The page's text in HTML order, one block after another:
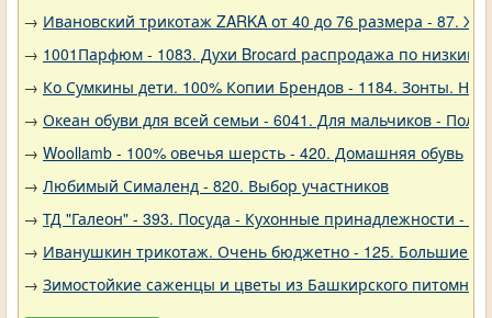
→ Ивановский трикотаж ZARKA от 40 до 76 размера - 87.
→ 1001Парфюм - 1083. Духи Brocard распродажа по низким
→ Ко Сумкины дети. 100% Копии Брендов - 1184. Зонты.
→ Океан обуви для всей семьи - 6041. Для мальчиков -
→ Woollamb - 100% овечья шерсть - 420. Домашняя обувь
→ Любимый Сималенд - 820. Выбор участников
→ ТД "Галеон" - 393. Посуда - Кухонные принадлежности -
→ Иванушкин трикотаж. Очень бюджетно - 125. Большие
→ Зимостойкие саженцы и цветы из Башкирского